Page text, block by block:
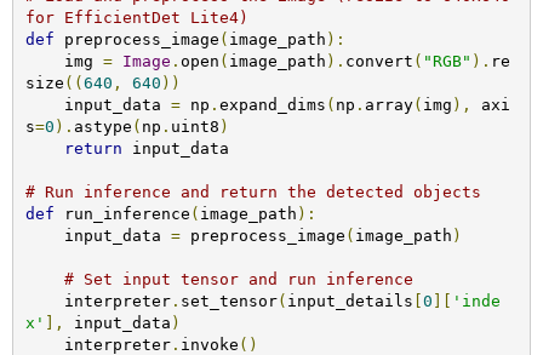
for EfficientDet Lite4)
def preprocess_image ( image_path ):
    img
= Image . open ( image_path ). convert ( "RGB" ). re
size (( 640 , 640 ))
    input_data
= np . expand_dims ( np . array( img ),
axi
s=0 ). astype ( np . uint8 )
return input_data
# Run inference and return the detected objects
def run_inference ( image_path ):
    input_data
= preprocess_image ( image_path )
# Set input tensor and run inference
    interpreter
. set_tensor( input_details 0
'inde
x'
], input_data )
    interpreter
. invoke ()